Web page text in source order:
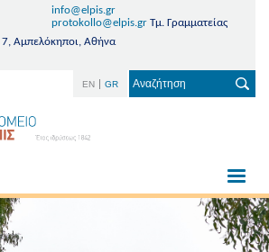
info@elpis.gr
protokollo@elpis.grΤμ. Γραμματείας
Αμπελόκηποι, Αθήνα
EN GR